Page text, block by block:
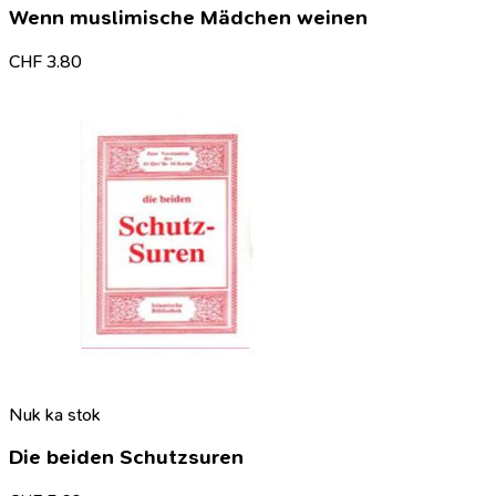
Wenn muslimische Mädchen weinen
CHF 3.80
Nuk ka stok
Die beiden Schutzsuren